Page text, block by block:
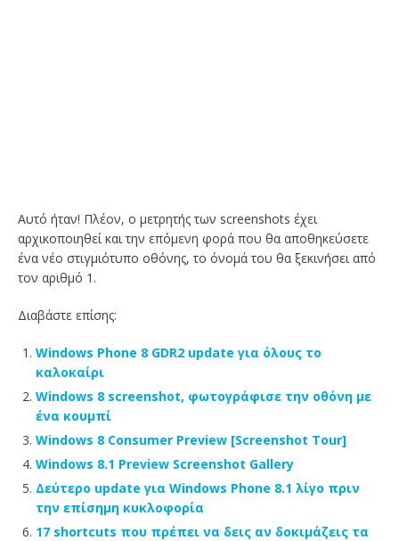
Αυτό ήταν! Πλέον, ο μετρητής των screenshots έχει
αρχικοποιηθεί και την επόμενη φορά που θα αποθηκεύσετε
ένα νέο στιγμιότυπο οθόνης, το όνομά του θα ξεκινήσει από
τον αριθμό 1.
Διαβάστε επίσης:
Windows Phone 8 GDR2 update για όλους το
καλοκαίρι
Windows 8 screenshot, φωτογράφισε την οθόνη με
ένα κουμπί
Windows 8 Consumer Preview [Screenshot Tour]
Windows 8.1 Preview Screenshot Gallery
Δεύτερο update για Windows Phone 8.1 λίγο πριν
την επίσημη κυκλοφορία
17 shortcuts που πρέπει να δεις αν δοκιμάζεις τα